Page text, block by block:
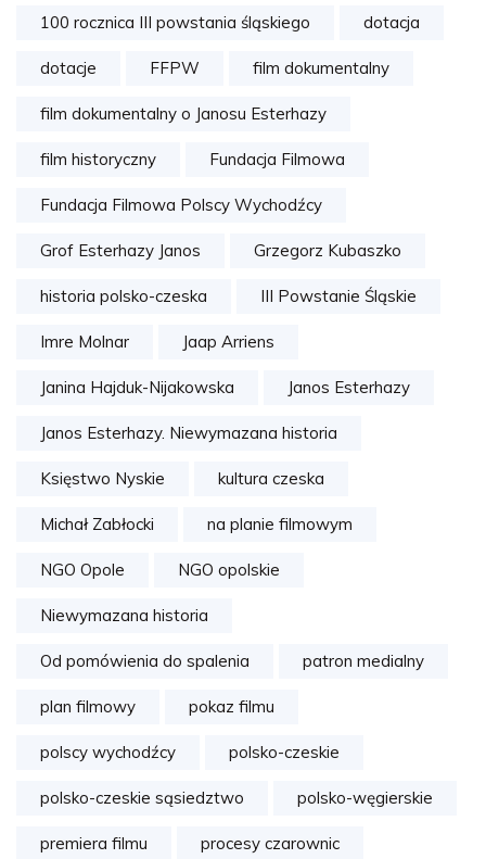
100 rocznica III powstania śląskiego dotacja
dotacje FFPW film dokumentalny
film dokumentalny o Janosu Esterhazy
film historyczny Fundacja Filmowa
Fundacja Filmowa Polscy Wychodźcy
Grof Esterhazy Janos Grzegorz Kubaszko
historia polsko-czeska III Powstanie Śląskie
Imre Molnar Jaap Arriens
Janina Hajduk-Nijakowska Janos Esterhazy
Janos Esterhazy. Niewymazana historia
Księstwo Nyskie kultura czeska
Michał Zabłocki na planie filmowym
NGO Opole NGO opolskie
Niewymazana historia
Od pomówienia do spalenia patron medialny
plan filmowy pokaz filmu
polscy wychodźcy polsko-czeskie
polsko-czeskie sąsiedztwo polsko-węgierskie
premiera filmu procesy czarownic